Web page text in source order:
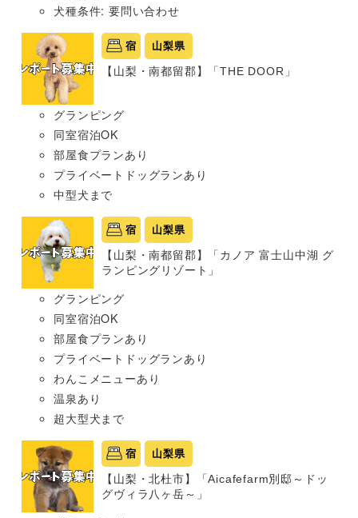
犬種条件: 要問い合わせ
宿 山梨県
【山梨・南都留郡】「THE DOOR」
グランピング
同室宿泊OK
部屋食プランあり
プライベートドッグランあり
中型犬まで
宿 山梨県
【山梨・南都留郡】「カノア 富士山中湖 グ
ランピングリゾート」
グランピング
同室宿泊OK
部屋食プランあり
プライベートドッグランあり
わんこメニューあり
温泉あり
超大型犬まで
宿 山梨県
【山梨・北杜市】「Aicafefarm別邸～ドッ
グヴィラ八ヶ岳～」